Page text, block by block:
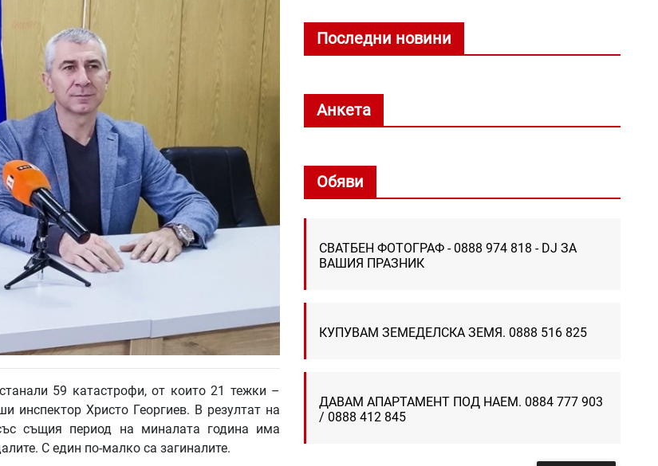
59 катастрофи, от които 21 тежки –
инспектор Христо Георгиев. В резултат на
същия период на миналата година има
С един по-малко са загиналите.
Последни новини
Анкета
Обяви
СВАТБЕН ФОТОГРАФ - 0888 974 818 - DJ ЗА
ВАШИЯ ПРАЗНИК
КУПУВАМ ЗЕМЕДЕЛСКА ЗЕМЯ. 0888 516 825
ДАВАМ АПАРТАМЕНТ ПОД НАЕМ. 0884 777 903
/ 0888 412 845